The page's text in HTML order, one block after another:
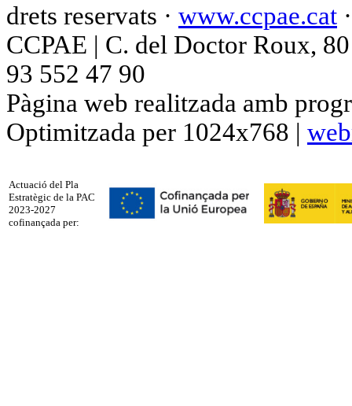
drets reservats · www.ccpae.cat
CCPAE | C. del Doctor Roux,
93 552 47 90
Pàgina web realitzada amb
Optimitzada per 1024x768 |
Actuació del Pla
Estratègic de la PAC
2023-2027
cofinançada per: